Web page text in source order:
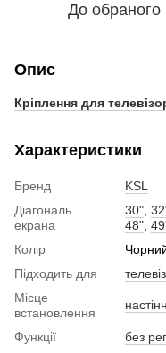
До обраного
Опис
Кріплення для
Характеристики
Бренд
KSL
Діагональ
екрана
30"
48"
Колір
Підходить для
Місце
встановлення
Функції
без